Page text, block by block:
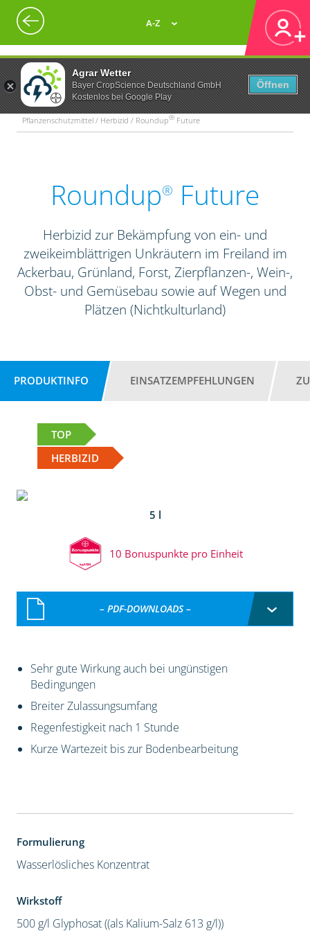
Agrar Wetter
Bayer CropScience Deutschland GmbH
Kostenlos bei Google Play
Öffnen
A-Z
Pflanzenschutzmittel / Herbizid / Roundup® Future
Roundup® Future
Herbizid zur Bekämpfung von ein- und
zweikeimblättrigen Unkräutern im Freiland im
Ackerbau, Grünland, Forst, Zierpflanzen-, Wein-,
Obst- und Gemüsebau sowie auf Wegen und
Plätzen (Nichtkulturland)
PRODUKTINFO EINSATZEMPFEHLUNGEN
TOP
HERBIZID
5 l
10 Bonuspunkte pro Einheit
– PDF-DOWNLOADS –
Sehr gute Wirkung auch bei ungünstigen
Bedingungen
Breiter Zulassungsumfang
Regenfestigkeit nach 1 Stunde
Kurze Wartezeit bis zur Bodenbearbeitung
Formulierung
Wasserlösliches Konzentrat
Wirkstoff
500 g/l Glyphosat ((als Kalium-Salz 613 g/l))